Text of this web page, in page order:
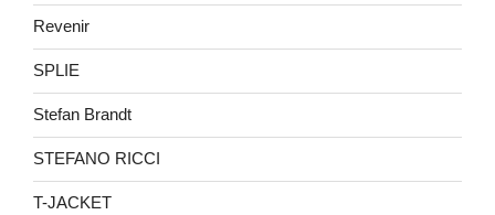
Revenir
SPLIE
Stefan Brandt
STEFANO RICCI
T-JACKET